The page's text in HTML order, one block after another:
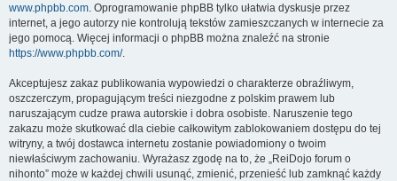
www.phpbb.com. Oprogramowanie phpBB tylko ułatwia dyskusje przez
internet, a jego autorzy nie kontrolują tekstów zamieszczanych w internecie za
jego pomocą. Więcej informacji o phpBB można znaleźć na stronie
https://www.phpbb.com/.
Akceptujesz zakaz publikowania wypowiedzi o charakterze obraźliwym,
oszczerczym, propagującym treści niezgodne z polskim prawem lub
naruszającym cudze prawa autorskie i dobra osobiste. Naruszenie tego
zakazu może skutkować dla ciebie całkowitym zablokowaniem dostępu do tej
witryny, a twój dostawca internetu zostanie powiadomiony o twoim
niewłaściwym zachowaniu. Wyrażasz zgodę na to, że „ReiDojo forum o
nihonto” może w każdej chwili usunąć, zmienić, przenieść lub zamknąć każdy